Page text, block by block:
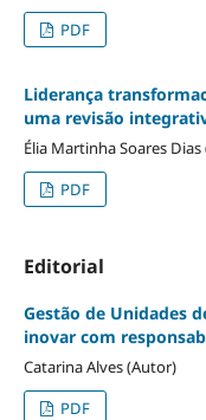
PDF
Liderança
uma revisão
Élia Martinha Soares
PDF
Editorial
Gestão de Unidades
inovar com
Catarina Alves (Autor)
PDF